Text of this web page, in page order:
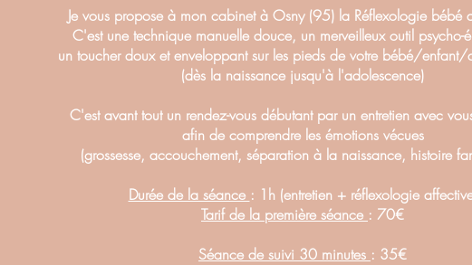
Je vous propose à mon cabinet à Osny (95) la Réflexologie bébé
C'est une technique manuelle douce, un merveilleux outil psycho-
un toucher doux et enveloppant sur les pieds de votre bébé/enfant/
(dès la naissance jusqu'à l'adolescence)
C'est avant tout un rendez-vous débutant par un entretien avec
afin de comprendre les émotions vécues
(grossesse, accouchement, séparation à la naissance, histoire
Durée de la séance : 1h (entretien + réflexologie
Tarif de la première séance : 70€
Séance de suivi 30 minutes : 35€